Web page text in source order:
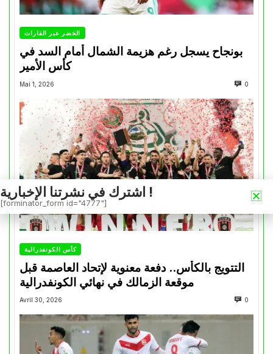
الخضر عبر القارات
بونجاح يسجل رغم هزيمة الشمال أمام السد في
كأس الأمير
Mai 1, 2026 0
كأس الكونفدرالية
التتويج بالكأس.. دفعة معنوية لإتحاد العاصمة قبل
موقعة الزمالك في نهائي الكونفدرالية
Avril 30, 2026 0
اشترك في نشرتنا الإخبارية !
[forminator_form id="4777"]